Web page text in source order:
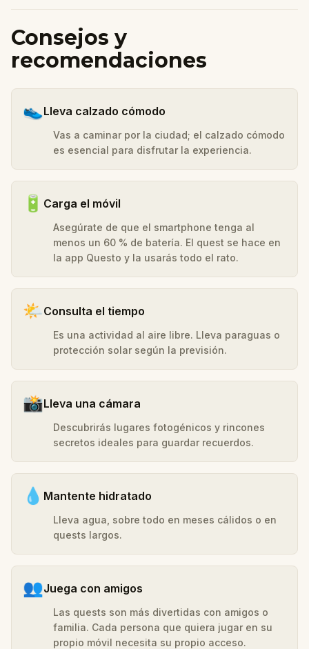
Consejos y
recomendaciones
👟Lleva calzado cómodo
Vas a caminar por la ciudad; el calzado cómodo
es esencial para disfrutar la experiencia.
🔋 Carga el móvil
Asegúrate de que el smartphone tenga al
menos un 60 % de batería. El quest se hace en
la app Questo y la usarás todo el rato.
🌤️Consulta el tiempo
Es una actividad al aire libre. Lleva paraguas o
protección solar según la previsión.
📸Lleva una cámara
Descubrirás lugares fotogénicos y rincones
secretos ideales para guardar recuerdos.
💧 Mantente hidratado
Lleva agua, sobre todo en meses cálidos o en
quests largos.
👥Juega con amigos
Las quests son más divertidas con amigos o
familia. Cada persona que quiera jugar en su
propio móvil necesita su propio acceso.